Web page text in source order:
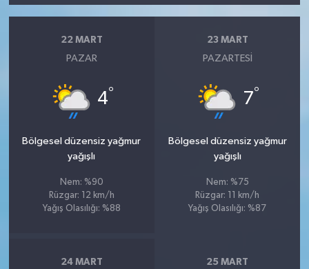
22 MART
PAZAR
4°
Bölgesel düzensiz yağmur
yağışlı
Nem: %90
Rüzgar: 12 km/h
Yağış Olasılığı: %88
23 MART
PAZARTESI
7°
Bölgesel düzensiz yağmur
yağışlı
Nem: %75
Rüzgar: 11 km/h
Yağış Olasılığı: %87
24 MART 25 MART